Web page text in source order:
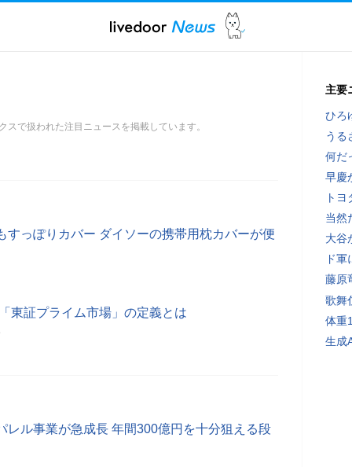
で扱われた注目ニュースを掲載しています。
すっぽりカバー ダイソーの携帯用枕カバーが便
東証プライム市場」の定義とは
レル事業が急成長 年間300億円を十分狙える段
主要
ひろ
うる
何だ
早慶
ト
当然
大谷
ド
藤原
歌舞
体重
生成